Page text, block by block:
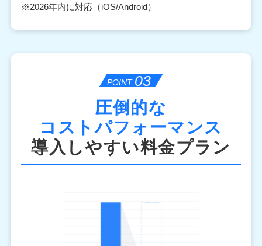
※2026年内に対応（iOS/Android）
POINT
圧倒的な
コストパフォーマンス
導⼊しやすい料⾦プラン